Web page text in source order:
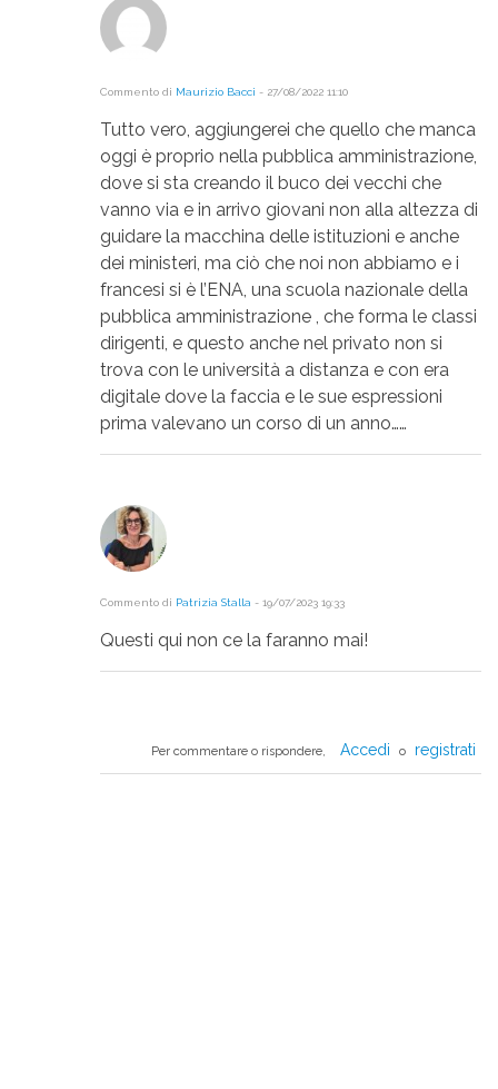
Commento di Maurizio Bacci - 27/08/2022 11:10
Tutto vero, aggiungerei che quello che manca
oggi è proprio nella pubblica amministrazione,
dove si sta creando il buco dei vecchi che
vanno via e in arrivo giovani non alla altezza di
guidare la macchina delle istituzioni e anche
dei ministeri, ma ciò che noi non abbiamo e i
francesi si è l’ENA, una scuola nazionale della
pubblica amministrazione , che forma le classi
dirigenti, e questo anche nel privato non si
trova con le università a distanza e con era
digitale dove la faccia e le sue espressioni
prima valevano un corso di un anno……
Commento di Patrizia Stalla - 19/07/2023 19:33
Questi qui non ce la faranno mai!
Per commentare o rispondere, Accedi o registrati